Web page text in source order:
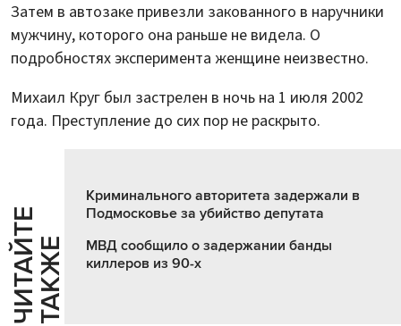
Затем в автозаке привезли закованного в наручники
мужчину, которого она раньше не видела. О
подробностях эксперимента женщине неизвестно.
Михаил Круг был застрелен в ночь на 1 июля 2002
года. Преступление до сих пор не раскрыто.
Ч
И
Т
АЙ
Т
Е
Т
А
К
ЖЕ
Криминального авторитета задержали в
Подмосковье за убийство депутата
МВД сообщило о задержании банды
киллеров из 90-х